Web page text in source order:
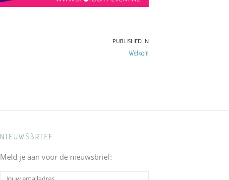
PUBLISHED IN
Welkom
NIEUWSBRIEF
Meld je aan voor de nieuwsbrief: